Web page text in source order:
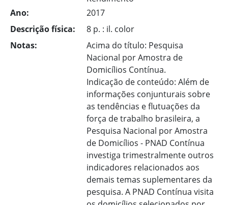
Ano:
2017
Descrição física:
8 p. : il. color
Notas:
Acima do título: Pesquisa
Nacional por Amostra de
Domicílios Contínua.
Indicação de conteúdo: Além de
informações conjunturais sobre
as tendências e flutuações da
força de trabalho brasileira, a
Pesquisa Nacional por Amostra
de Domicílios - PNAD Contínua
investiga trimestralmente outros
indicadores relacionados aos
demais temas suplementares da
pesquisa. A PNAD Contínua visita